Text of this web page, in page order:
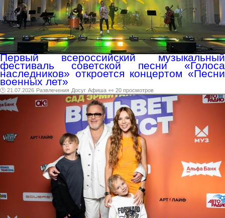
Первый всероссийский музыкальный
фестиваль советской песни «Голоса
наследников» откроется концертом «Песни
военных лет»
🕑 21.07.2026 Развлечения Досуг Афиша 👀 20 просмотров